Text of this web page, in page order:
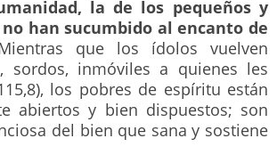
la de los pequeños y
han sucumbido al encanto de
que los ídolos vuelven
sordos, inmóviles a quienes les
los pobres de espíritu están
abiertos y bien dispuestos; son
del bien que sana y sostiene